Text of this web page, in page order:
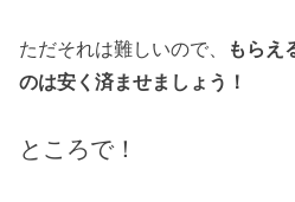
ただそれは難しいので、
もらえ
のは安く済ませましょう！
ところで！